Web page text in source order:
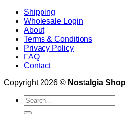
Shipping
Wholesale Login
About
Terms & Conditions
Privacy Policy
FAQ
Contact
Copyright 2026 © Nostalgia Shop
Search
for: